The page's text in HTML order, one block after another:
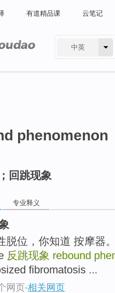
有道精品课 云笔记
中英
phenomenon
回跳现象
专业释义
脱位，你知道 按摩器
反跳现象 rebound
fibromatosis ...
网页-相关网页